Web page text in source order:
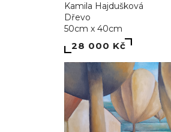
Kamila Hajdušková
Dřevo
50cm x 40cm
28 000 Kč